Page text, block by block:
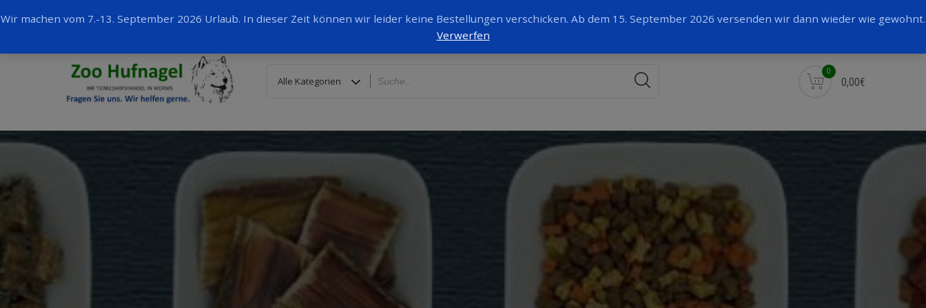
Facebook
0
0,00€
Wir machen vom 7.-13. September 2026 Urlaub. In dieser Zeit können wir leider keine Bestellungen verschicken. Ab dem 15. September 2026 versenden wir dann wieder wie gewohnt.
Verwerfen